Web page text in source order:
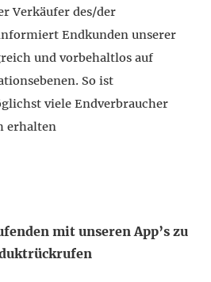
Verkäufer des/der
Endkunden unserer
und vorbehaltlos auf
So ist
viele Endverbraucher
erhalten
mit unseren App’s zu